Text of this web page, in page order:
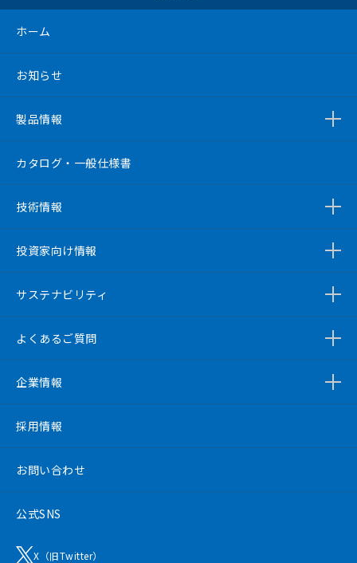
ホーム
お知らせ
製品情報
カタログ・一般仕様書
技術情報
投資家向け情報
サステナビリティ
よくあるご質問
企業情報
採用情報
お問い合わせ
公式SNS
X（旧Twitter）